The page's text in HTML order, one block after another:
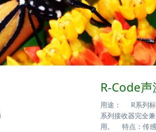
R-Code
用途： R系列标
系列接收器完全
用。 特点：传感